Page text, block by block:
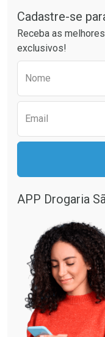
Laboratório
Comprar sem
Por Menos
Comprar sem
Cadastre-se
Receba as
exclusivos!
Nome
Email
APP Drogaria